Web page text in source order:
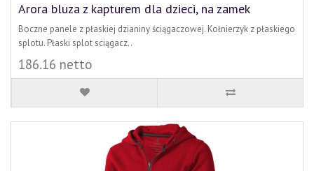
Arora bluza z kapturem dla dzieci, na zamek
Boczne panele z płaskiej dzianiny ściągaczowej. Kołnierzyk z płaskiego
splotu. Płaski splot sciągacz..
186.16 netto